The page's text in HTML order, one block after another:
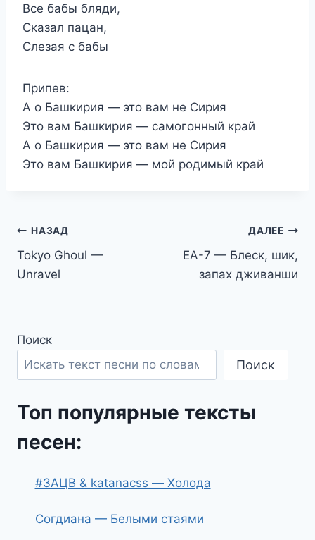
Все бабы бляди,
Сказал пацан,
Слезая с бабы
Припев:
А о Башкирия — это вам не Сирия
Это вам Башкирия — самогонный край
А о Башкирия — это вам не Сирия
Это вам Башкирия — мой родимый край
Навигация
по
НАЗАД
Tokyo Ghoul —
Unravel
ДАЛЕЕ
ЕА-7 — Блеск, шик,
запах дживанши
Поиск
Поиск
Топ популярные тексты
песен:
#ЗАЦВ & katanacss — Холода
Согдиана — Белыми стаями